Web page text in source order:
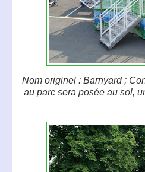
Nom originel : Barnyard ;
au parc sera posée au sol,